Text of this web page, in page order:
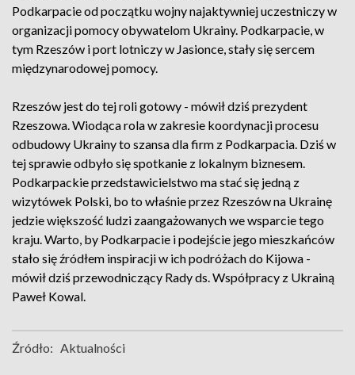
Podkarpacie od początku wojny najaktywniej uczestniczy w
organizacji pomocy obywatelom Ukrainy. Podkarpacie, w
tym Rzeszów i port lotniczy w Jasionce, stały się sercem
międzynarodowej pomocy.
Rzeszów jest do tej roli gotowy - mówił dziś prezydent
Rzeszowa. Wiodąca rola w zakresie koordynacji procesu
odbudowy Ukrainy to szansa dla firm z Podkarpacia. Dziś w
tej sprawie odbyło się spotkanie z lokalnym biznesem.
Podkarpackie przedstawicielstwo ma stać się jedną z
wizytówek Polski, bo to właśnie przez Rzeszów na Ukrainę
jedzie większość ludzi zaangażowanych we wsparcie tego
kraju. Warto, by Podkarpacie i podejście jego mieszkańców
stało się źródłem inspiracji w ich podróżach do Kijowa -
mówił dziś przewodniczący Rady ds. Współpracy z Ukrainą
Paweł Kowal.
Źródło: Aktualności